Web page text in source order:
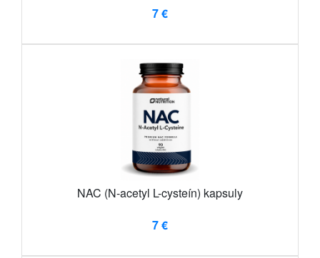
7 €
NAC (N-acetyl L-cysteín) kapsuly
7 €